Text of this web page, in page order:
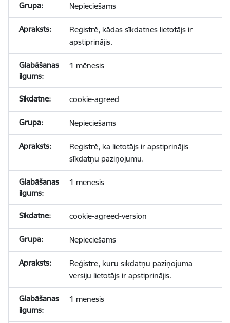
Nepieciešams
Reģistrē, kādas sīkdatnes lietotājs ir
apstiprinājis.
1 mēnesis
cookie-agreed
Nepieciešams
Reģistrē, ka lietotājs ir apstiprinājis
sīkdatņu paziņojumu.
1 mēnesis
cookie-agreed-version
Nepieciešams
Reģistrē, kuru sīkdatņu paziņojuma
versiju lietotājs ir apstiprinājis.
1 mēnesis